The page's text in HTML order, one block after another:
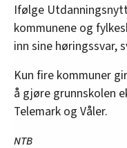
Ifølge
kommunene og
inn sine
Kun fire kommuner
å gjøre grunnskolen
Telemark og Våler.
NTB